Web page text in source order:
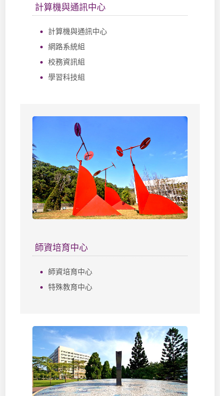
計算機與通訊中心
計算機與通訊中心
網路系統組
校務資訊組
學習科技組
師資培育中心
師資培育中心
特殊教育中心